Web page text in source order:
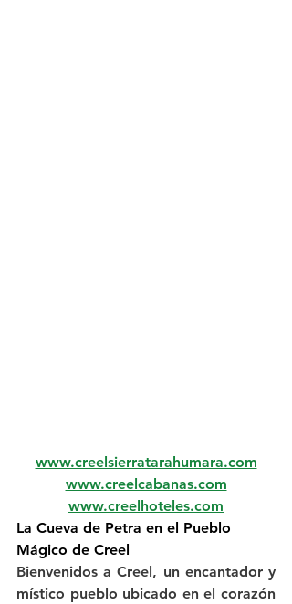
www.creelsierratarahumara.com
www.creelcabanas.com
www.creelhoteles.com
La Cueva de Petra en el Pueblo
Mágico de Creel
Bienvenidos a Creel, un encantador y
místico pueblo ubicado en el corazón